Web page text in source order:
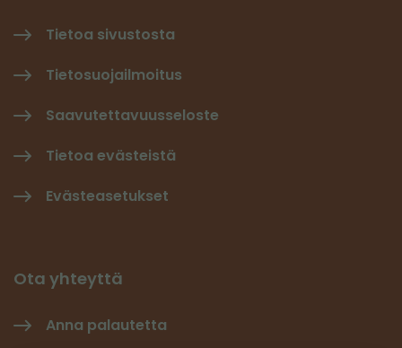
Tietoa sivustosta
Tietosuojailmoitus
Saavutettavuusseloste
Tietoa evästeistä
Evästeasetukset
Ota yhteyttä
Anna palautetta